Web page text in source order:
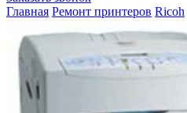
Главная Ремонт принтеров Ricoh